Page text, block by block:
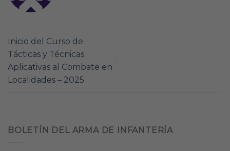
Inicio del Curso de
Tácticas y Técnicas
Aplicativas al Combate en
Localidades – 2025
BOLETÍN DEL ARMA DE INFANTERÍA